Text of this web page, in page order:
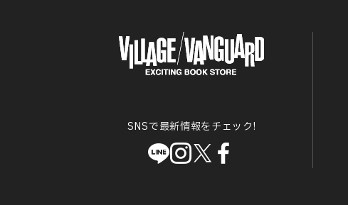
SNSで最新情報をチェック!